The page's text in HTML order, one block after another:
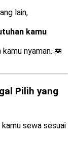
lain,
kamu
nyaman. 🚐
Pilih yang
sewa sesuai